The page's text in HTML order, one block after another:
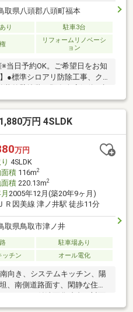
取県八頭郡八頭町福本
り 駐車3台
リフォームリノベーシ
ョン
当日予約OK。ご希望日をお知
●標準シロアリ防除工事、ク
トバス交換、トイレ交換、洗
の他設備インターホン設置、
すすめポイント】・本物件は
れます。・雨漏り、構造上主
の故障や漏水についてお引渡
事施工後5年間保証・新品の照
万円 4SLDK
万円
4SLDK
積116m2
積220.13m2
2005年12月(築20年9ヶ月)
ＪＲ因美線 津ノ井駅 徒歩11分
取県鳥取市津ノ井
駐車場あり
ッチン オール電化
向き、システムキッチン、陽
、南側道路面す、閑静な住宅
シャワー付洗面化粧台、対面
、南面バルコニー、複層ガラ